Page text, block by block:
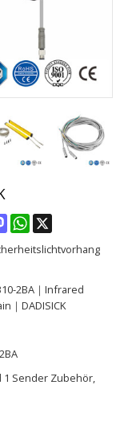
MastodonWhatsApp
2BA｜Infrared
｜DADISICK
1 Sender Zubehör,